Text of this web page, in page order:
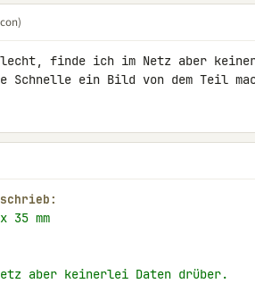
finde ich im Netz aber
Schnelle ein Bild von dem Teil
35 mm
aber keinerlei Daten drüber.